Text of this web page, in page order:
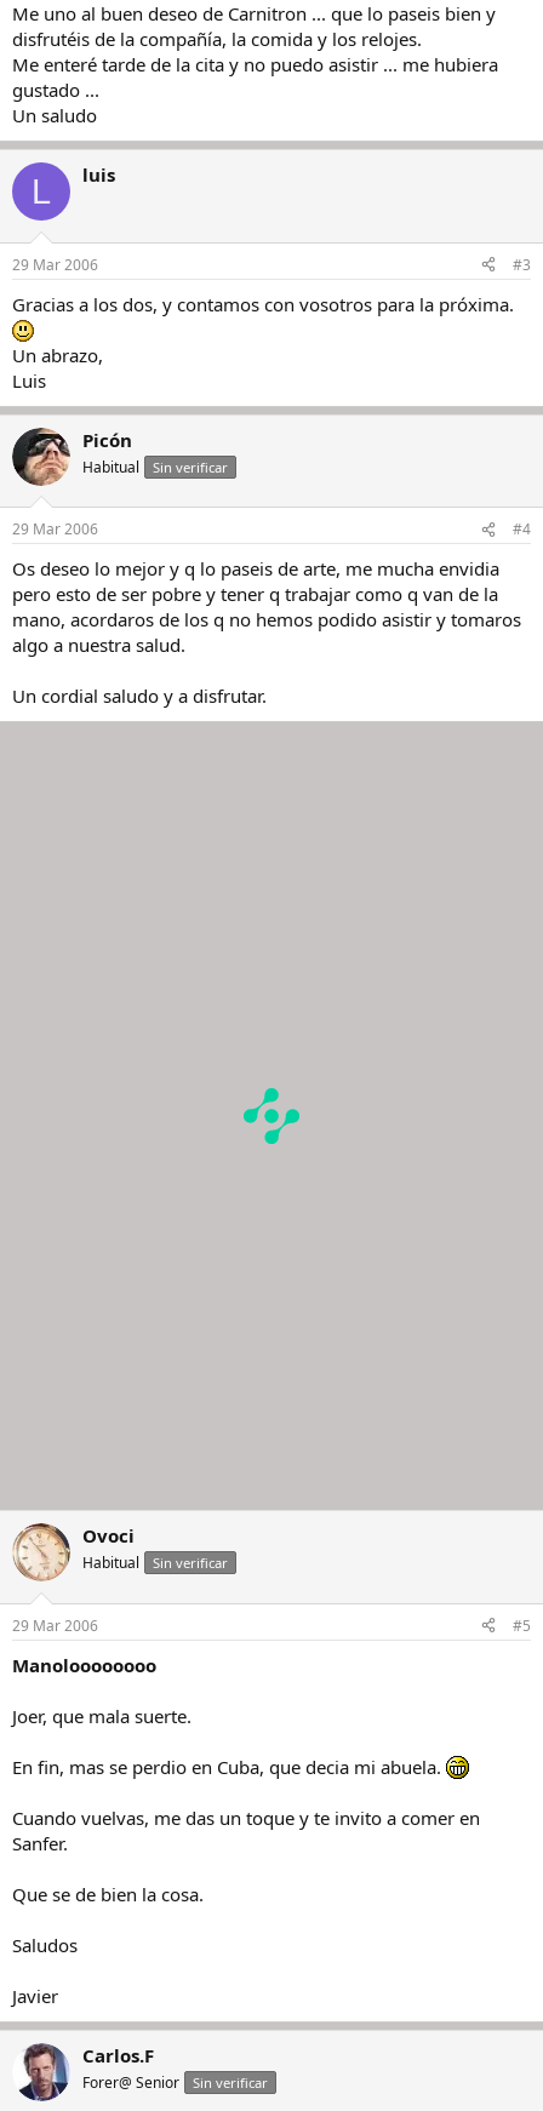
Me uno al buen deseo de Carnitron ... que lo paseis bien y
disfrutéis de la compañía, la comida y los relojes.
Me enteré tarde de la cita y no puedo asistir ... me hubiera
gustado ...
Un saludo
L luis
29 Mar 2006 #3
Gracias a los dos, y contamos con vosotros para la próxima.
Un abrazo,
Luis
Picón
Habitual Sin verificar
29 Mar 2006 #4
Os deseo lo mejor y q lo paseis de arte, me mucha envidia
pero esto de ser pobre y tener q trabajar como q van de la
mano, acordaros de los q no hemos podido asistir y tomaros
algo a nuestra salud.
Un cordial saludo y a disfrutar.
Ovoci
Habitual Sin verificar
29 Mar 2006 #5
Manoloooooooo
Joer, que mala suerte.
En fin, mas se perdio en Cuba, que decia mi abuela.
Cuando vuelvas, me das un toque y te invito a comer en
Sanfer.
Que se de bien la cosa.
Saludos
Javier
Carlos.F
Forer@ Senior Sin verificar